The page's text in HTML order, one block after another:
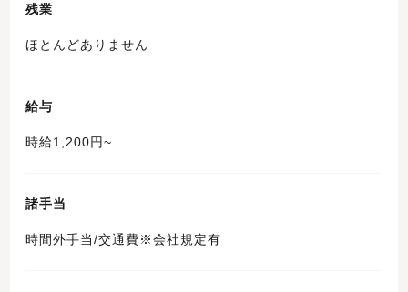
残業
ほとんどありません
給与
時給1,200円~
諸手当
時間外手当/交通費※会社規定有